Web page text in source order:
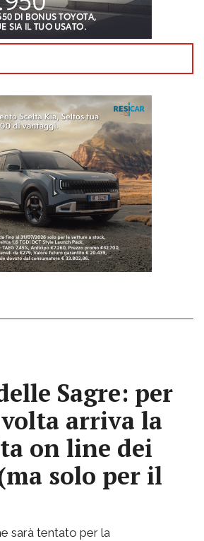
Sagre: per
arriva la
on line dei
solo per il
sarà tentato per la